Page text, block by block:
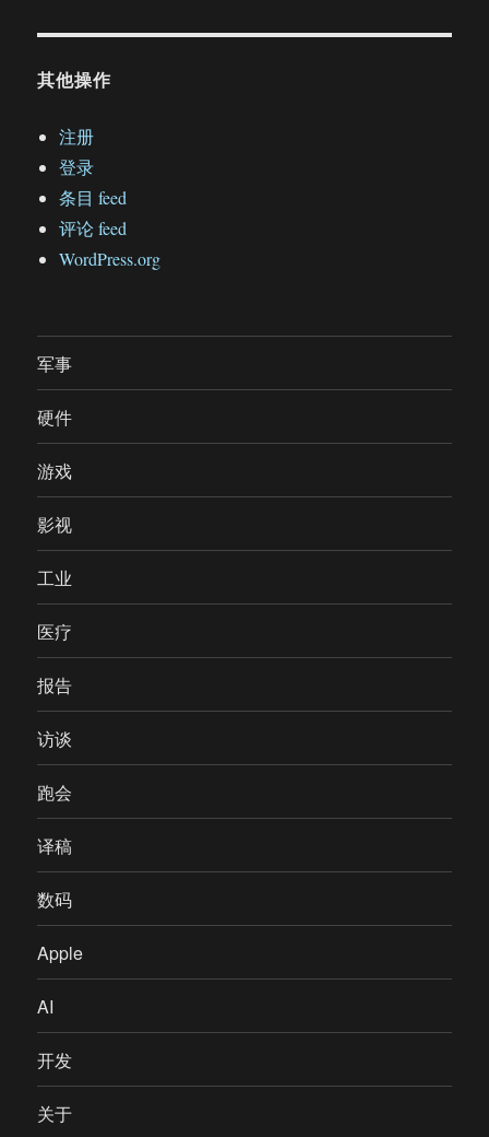
其他操作
注册
登录
条目 feed
评论 feed
WordPress.org
军事
硬件
游戏
影视
工业
医疗
报告
访谈
跑会
译稿
数码
Apple
AI
开发
关于